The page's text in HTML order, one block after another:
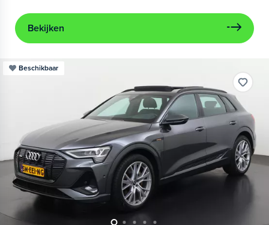
Bekijken
Beschikbaar